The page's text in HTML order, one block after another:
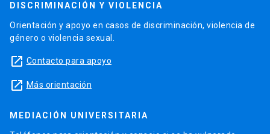
DISCRIMINACIÓN Y VIOLENCIA
Orientación y apoyo en casos de discriminación, violencia de
género o violencia sexual.
launch Contacto para apoyo
launch Más orientación
MEDIACIÓN UNIVERSITARIA